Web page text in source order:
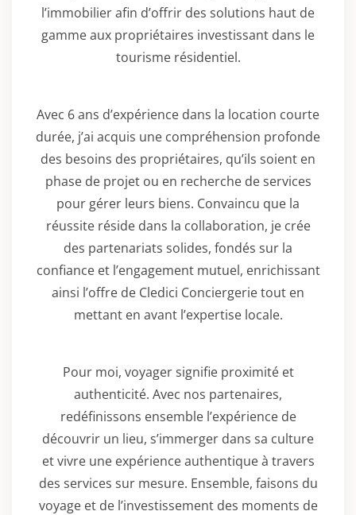
l’immobilier afin d’offrir des solutions haut de
gamme aux propriétaires investissant dans le
tourisme résidentiel.
Avec 6 ans d’expérience dans la location courte
durée, j’ai acquis une compréhension profonde
des besoins des propriétaires, qu’ils soient en
phase de projet ou en recherche de services
pour gérer leurs biens. Convaincu que la
réussite réside dans la collaboration, je crée
des partenariats solides, fondés sur la
confiance et l’engagement mutuel, enrichissant
ainsi l’offre de Cledici Conciergerie tout en
mettant en avant l’expertise locale.
Pour moi, voyager signifie proximité et
authenticité. Avec nos partenaires,
redéfinissons ensemble l’expérience de
découvrir un lieu, s’immerger dans sa culture
et vivre une expérience authentique à travers
des services sur mesure. Ensemble, faisons du
voyage et de l’investissement des moments de